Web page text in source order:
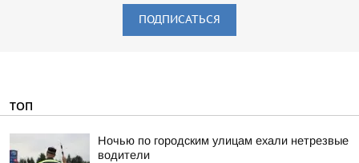
ПОДПИСАТЬСЯ
ТОП
Ночью по городским улицам ехали нетрезвые
водители